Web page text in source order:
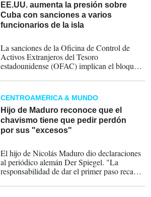
EE.UU. aumenta la presión sobre
Cuba con sanciones a varios
funcionarios de la isla
La sanciones de la Oficina de Control de
Activos Extranjeros del Tesoro
estadounidense (OFAC) implican el bloqueo
estadounidense de las personas o entidades
designadas, prohibiendo cualquier
transacción comercial o financiera con ellas.
CENTROAMÉRICA & MUNDO
Hijo de Maduro reconoce que el
chavismo tiene que pedir perdón
por sus "excesos"
El hijo de Nicolás Maduro dio declaraciones
al periódico alemán Der Spiegel. "La
responsabilidad de dar el primer paso recae